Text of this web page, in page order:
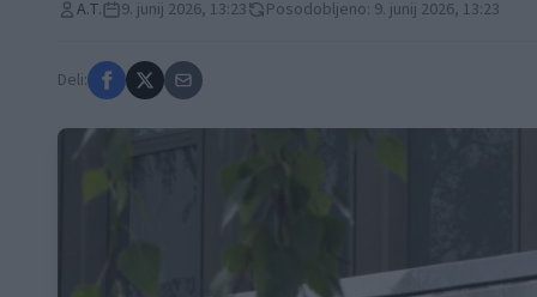
A.T. 9. junij 2026, 13:23 Posodobljeno: 9. junij 2026, 13:23
Deli: